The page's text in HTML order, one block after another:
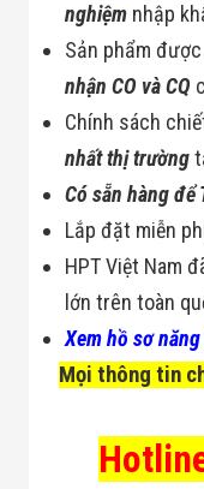
nghiệm nhập
Sản phẩm
nhận CO và CQ
Chính sách
nhất thị trường
Có sẵn hàng để
Lắp đặt miễn
HPT Việt Nam
lớn trên toàn
Xem hồ sơ
Mọi thông tin